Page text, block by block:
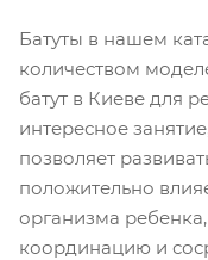
Батуты в нашем
количеством
батут в Киеве для
интересное
позволяет
положительно
организма
координацию и